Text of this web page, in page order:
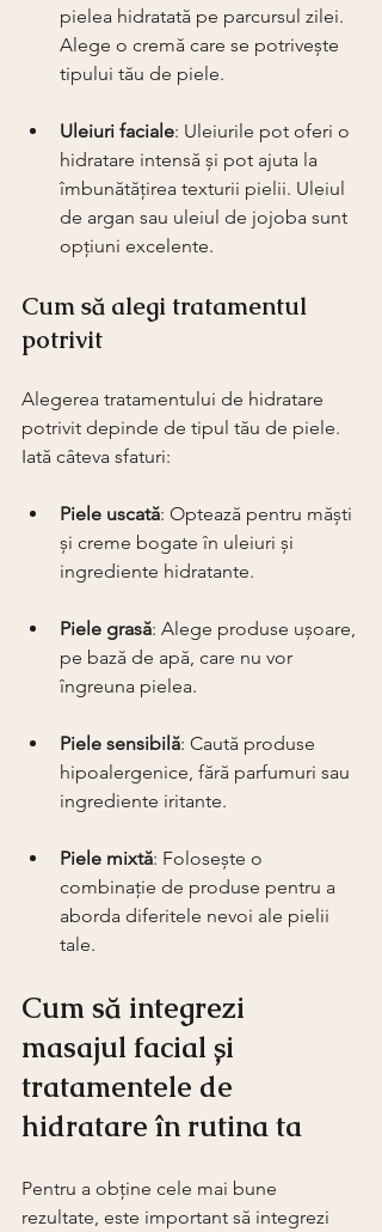
pielea hidratată pe parcursul zilei.
Alege o cremă care se potrivește
tipului tău de piele.
Uleiuri faciale: Uleiurile pot oferi o
hidratare intensă și pot ajuta la
îmbunătățirea texturii pielii. Uleiul
de argan sau uleiul de jojoba sunt
opțiuni excelente.
Cum să alegi tratamentul
potrivit
Alegerea tratamentului de hidratare
potrivit depinde de tipul tău de piele.
Iată câteva sfaturi:
Piele uscată: Optează pentru măști
și creme bogate în uleiuri și
ingrediente hidratante.
Piele grasă: Alege produse ușoare,
pe bază de apă, care nu vor
îngreuna pielea.
Piele sensibilă: Caută produse
hipoalergenice, fără parfumuri sau
ingrediente iritante.
Piele mixtă: Folosește o
combinație de produse pentru a
aborda diferitele nevoi ale pielii
tale.
Cum să integrezi
masajul facial și
tratamentele de
hidratare în rutina ta
Pentru a obține cele mai bune
rezultate, este important să integrezi